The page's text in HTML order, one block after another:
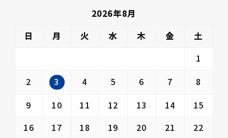
2026年8月
日
月 火 水 木 金
土
1
2
3 4 5 6 7
8
9
10 11 12 13 14
15
16
17 18 19 20 21
22